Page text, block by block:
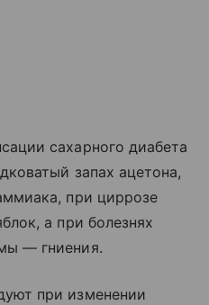
сахарного диабета
запах ацетона,
при циррозе
а при болезнях
— гниения.
при изменении